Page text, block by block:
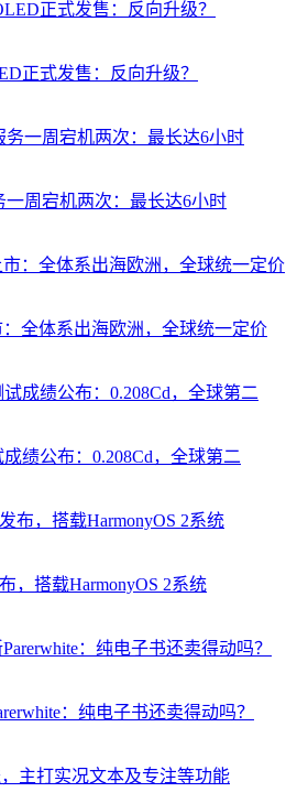
正式发售：反向升级？
一周宕机两次：最长达6小时
：全体系出海欧洲，全球统一定价
绩公布：0.208Cd，全球第二
，搭载HarmonyOS 2系统
：纯电子书还卖得动吗？